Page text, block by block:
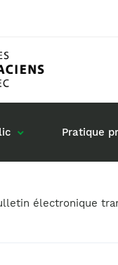
Pratique
électronique